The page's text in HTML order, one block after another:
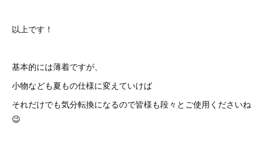
以上です！
基本的には薄着ですが、
小物なども夏もの仕様に変えていけば
それだけでも気分転換になるので皆様も段々とご使用くださいね
😉